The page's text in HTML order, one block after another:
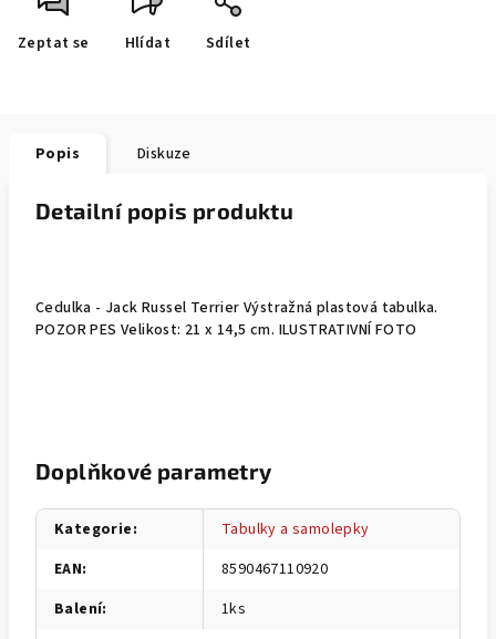
Zeptat se Hlídat Sdílet
Popis Diskuze
Detailní popis produktu
Cedulka - Jack Russel Terrier Výstražná plastová tabulka.
POZOR PES Velikost: 21 x 14,5 cm. ILUSTRATIVNÍ FOTO
Doplňkové parametry
Kategorie:
Tabulky a samolepky
EAN:
8590467110920
Balení:
1ks